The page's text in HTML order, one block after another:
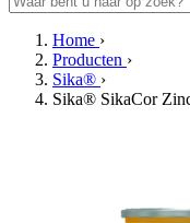
Home ›
Producten ›
Sika® ›
Sika® SikaCor